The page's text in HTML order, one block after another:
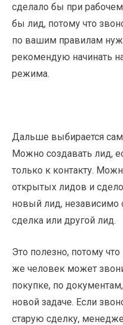
сделало бы при
бы лид, потому что
по вашим правилам
рекомендую начинать
режима.
Дальше выбирается
Можно создавать лид,
только к контакту.
открытых лидов и
новый лид, независимо
сделка или другой лид.
Это полезно, потому
же человек может
покупке, по
новой задаче. Если
старую сделку,